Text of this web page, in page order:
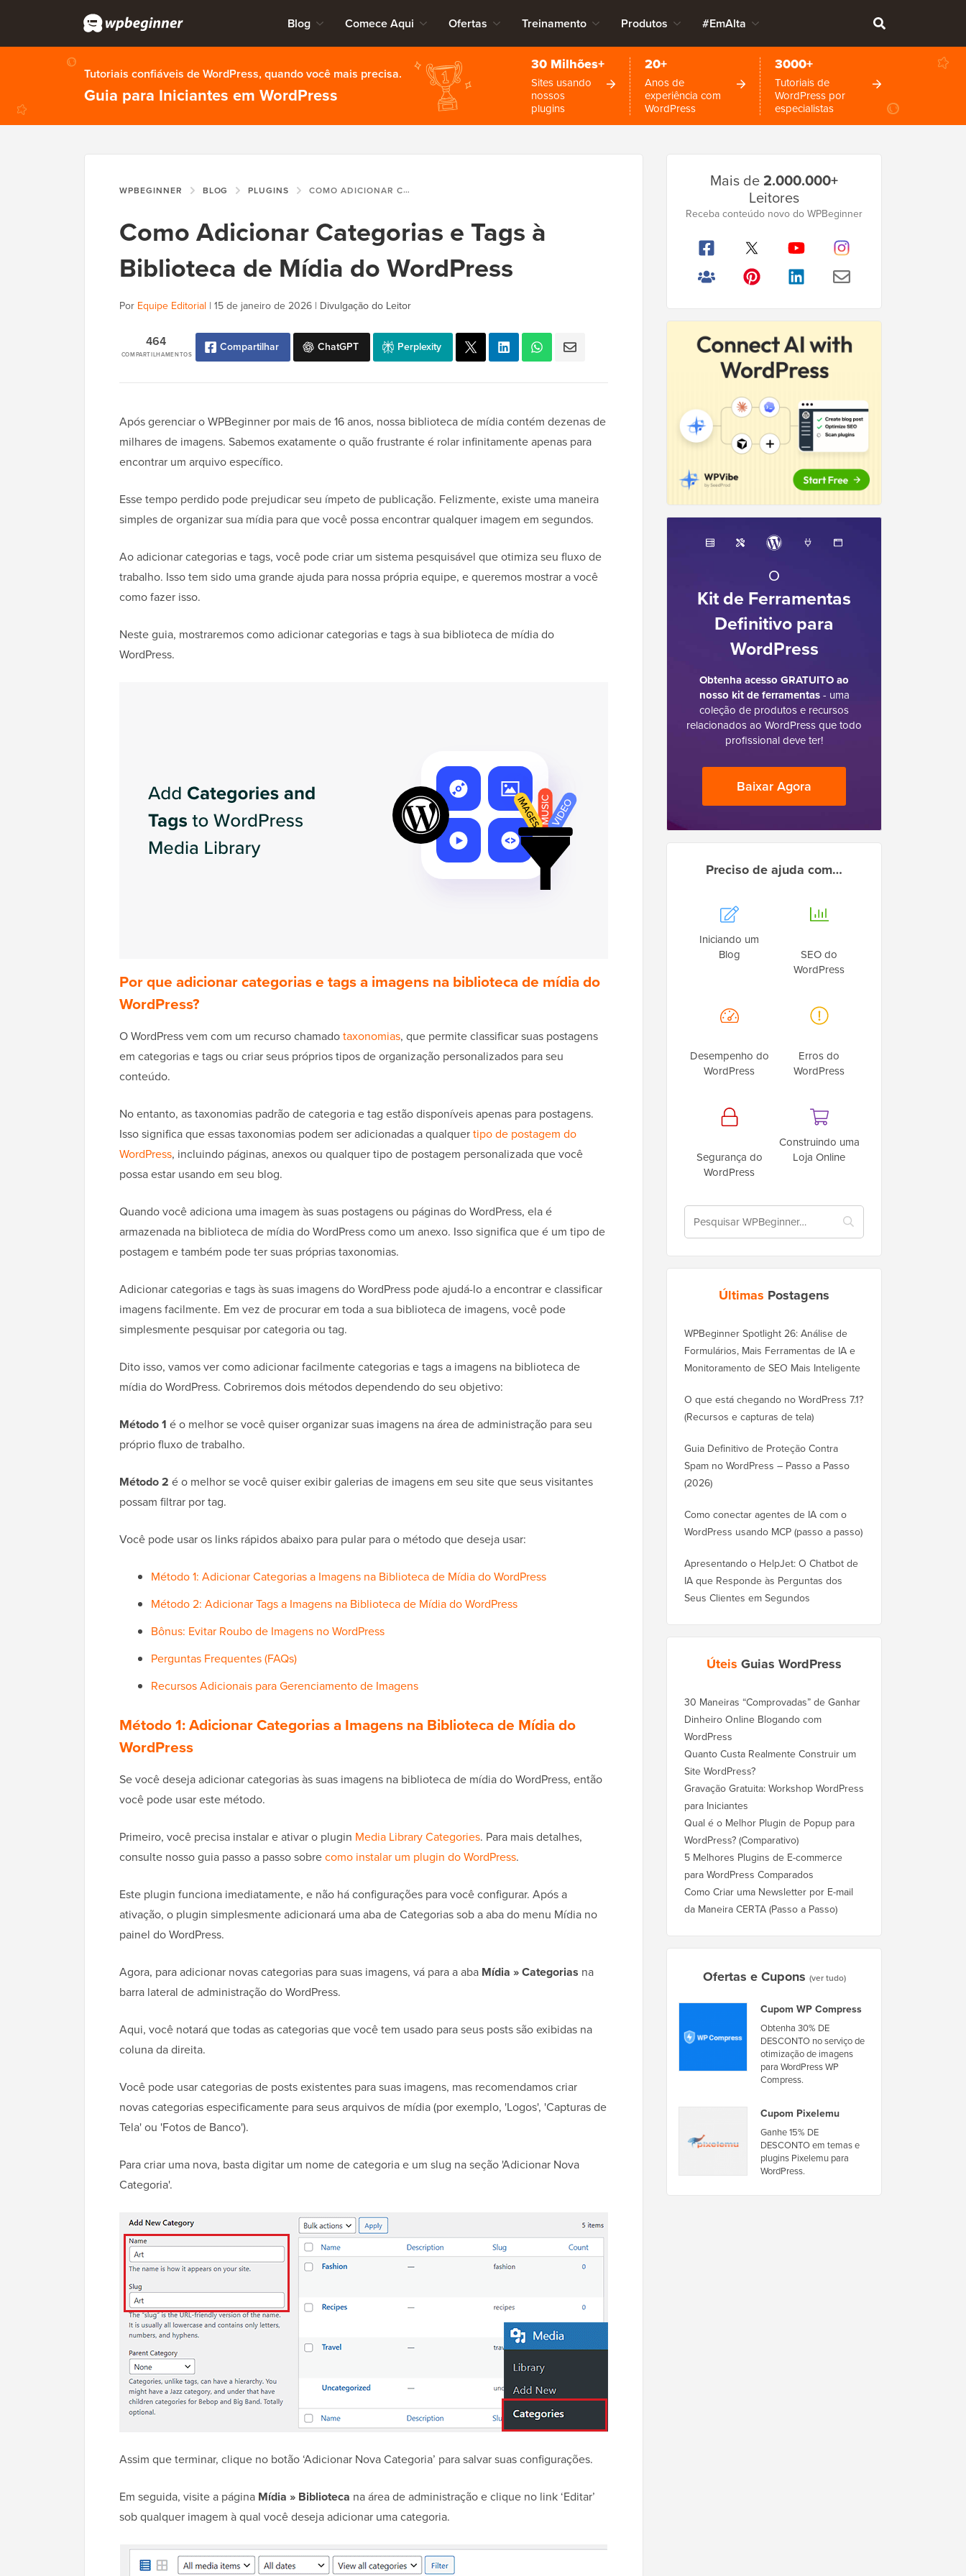
Blog Comece Aqui Ofertas Treinamento Produtos #EmAlta
Tutoriais confiáveis de WordPress, quando você mais precisa.
Guia para Iniciantes em WordPress
30 Milhões+
Sites usando
nossos
plugins
20+
Anos de
experiência com
WordPress
3000+
Tutoriais de
WordPress por
especialistas
WPBEGINNER BLOG PLUGINS COMO ADICIONAR CATEGORIAS E TAGS À BIBLIOTECA DE MÍDIA DO WORDPRESS
Como Adicionar Categorias e Tags à
Biblioteca de Mídia do WordPress
Por Equipe Editorial | 15 de janeiro de 2026 | Divulgação do Leitor
COMPARTILHAMENTOS
464 Compartilhar ChatGPT Perplexity
Após gerenciar o WPBeginner por mais de 16 anos, nossa biblioteca de mídia contém dezenas de
milhares de imagens. Sabemos exatamente o quão frustrante é rolar infinitamente apenas para
encontrar um arquivo específico.
Esse tempo perdido pode prejudicar seu ímpeto de publicação. Felizmente, existe uma maneira
simples de organizar sua mídia para que você possa encontrar qualquer imagem em segundos.
Ao adicionar categorias e tags, você pode criar um sistema pesquisável que otimiza seu fluxo de
trabalho. Isso tem sido uma grande ajuda para nossa própria equipe, e queremos mostrar a você
como fazer isso.
Neste guia, mostraremos como adicionar categorias e tags à sua biblioteca de mídia do
WordPress.
Por que adicionar categorias e tags a imagens na biblioteca de mídia do
WordPress?
O WordPress vem com um recurso chamadotaxonomias, que permite classificar suas postagens
em categorias e tags ou criar seus próprios tipos de organização personalizados para seu
conteúdo.
No entanto, as taxonomias padrão de categoria e tag estão disponíveis apenas para postagens.
Isso significa que essas taxonomias podem ser adicionadas a qualquertipo de postagem do
WordPress, incluindo páginas, anexos ou qualquer tipo de postagem personalizada que você
possa estar usando em seu blog.
Quando você adiciona uma imagem às suas postagens ou páginas do WordPress, ela é
armazenada na biblioteca de mídia do WordPress como um anexo. Isso significa que é um tipo de
postagem e também pode ter suas próprias taxonomias.
Adicionar categorias e tags às suas imagens do WordPress pode ajudá-lo a encontrar e classificar
imagens facilmente. Em vez de procurar em toda a sua biblioteca de imagens, você pode
simplesmente pesquisar por categoria ou tag.
Dito isso, vamos ver como adicionar facilmente categorias e tags a imagens na biblioteca de
mídia do WordPress. Cobriremos dois métodos dependendo do seu objetivo:
Método 1 é o melhor se você quiser organizar suas imagens na área de administração para seu
próprio fluxo de trabalho.
Método 2 é o melhor se você quiser exibir galerias de imagens em seu site que seus visitantes
possam filtrar por tag.
Você pode usar os links rápidos abaixo para pular para o método que deseja usar:
Método 1: Adicionar Categorias a Imagens na Biblioteca de Mídia do WordPress
Método 2: Adicionar Tags a Imagens na Biblioteca de Mídia do WordPress
Bônus: Evitar Roubo de Imagens no WordPress
Perguntas Frequentes (FAQs)
Recursos Adicionais para Gerenciamento de Imagens
Método 1: Adicionar Categorias a Imagens na Biblioteca de Mídia do
WordPress
Se você deseja adicionar categorias às suas imagens na biblioteca de mídia do WordPress, então
você pode usar este método.
Primeiro, você precisa instalar e ativar o plugin Media Library Categories. Para mais detalhes,
consulte nosso guia passo a passo sobrecomo instalar um plugin do WordPress.
Este plugin funciona imediatamente, e não há configurações para você configurar. Após a
ativação, o plugin simplesmente adicionará uma aba de Categorias sob a aba do menu Mídia no
painel do WordPress.
Agora, para adicionar novas categorias para suas imagens, vá para a aba Mídia » Categorias na
barra lateral de administração do WordPress.
Aqui, você notará que todas as categorias que você tem usado para seus posts são exibidas na
coluna da direita.
Você pode usar categorias de posts existentes para suas imagens, mas recomendamos criar
novas categorias especificamente para seus arquivos de mídia (por exemplo, 'Logos', 'Capturas de
Tela' ou 'Fotos de Banco').
Para criar uma nova, basta digitar um nome de categoria e um slug na seção 'Adicionar Nova
Categoria'.
Assim que terminar, clique no botão ‘Adicionar Nova Categoria’ para salvar suas configurações.
Em seguida, visite a página Mídia » Biblioteca na área de administração e clique no link ‘Editar’
sob qualquer imagem à qual você deseja adicionar uma categoria.
Lateral
Principal
Mais de2.000.000+
Leitores
Receba conteúdo novo do WPBeginner
O
Kit de Ferramentas
Definitivo para
WordPress
Obtenha acesso GRATUITO ao
nosso kit de ferramentas- uma
coleção de produtos e recursos
relacionados ao WordPress que todo
profissional deve ter!
Baixar Agora
Preciso de ajuda com…
Iniciando um
Blog
SEO do
WordPress
Desempenho do
WordPress
Erros do
WordPress
Segurança do
WordPress
Construindo uma
Loja Online
Últimas Postagens
WPBeginner Spotlight 26: Análise de
Formulários, Mais Ferramentas de IA e
Monitoramento de SEO Mais Inteligente
O que está chegando no WordPress 7.1?
(Recursos e capturas de tela)
Guia Definitivo de Proteção Contra
Spam no WordPress – Passo a Passo
(2026)
Como conectar agentes de IA com o
WordPress usando MCP (passo a passo)
Apresentando o HelpJet: O Chatbot de
IA que Responde às Perguntas dos
Seus Clientes em Segundos
Úteis Guias WordPress
30 Maneiras “Comprovadas” de Ganhar
Dinheiro Online Blogando com
WordPress
Quanto Custa Realmente Construir um
Site WordPress?
Gravação Gratuita: Workshop WordPress
para Iniciantes
Qual é o Melhor Plugin de Popup para
WordPress? (Comparativo)
5 Melhores Plugins de E-commerce
para WordPress Comparados
Como Criar uma Newsletter por E-mail
da Maneira CERTA (Passo a Passo)
Ofertas e Cupons (ver tudo)
Cupom WP Compress
Obtenha 30% DE
DESCONTO no serviço de
otimização de imagens
para WordPress WP
Compress.
Cupom Pixelemu
Ganhe 15% DE
DESCONTO em temas e
plugins Pixelemu para
WordPress.